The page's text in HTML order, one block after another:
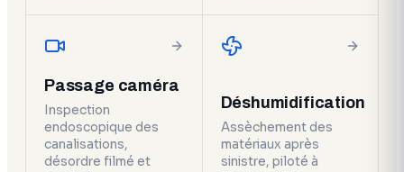
Passage caméra
Inspection
endoscopique des
canalisations,
désordre filmé et
Déshumidification
Assèchement des
matériaux après
sinistre, piloté à